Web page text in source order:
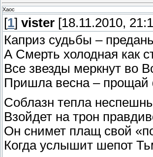
Хаос
[1] vister [18.11.2010,
Каприз судьбы –
А Смерть холодная как
Все звезды меркнут во
Пришла весна – прощай
Соблазн тепла
Взойдет на трон
Он снимет плащ свой
Когда услышит шепот